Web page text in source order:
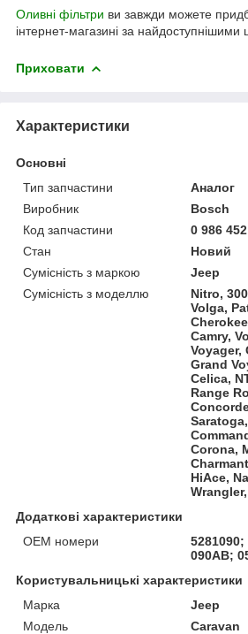
Оливні фільтри ви завжди можете
інтернет-магазині за найдоступнішими
Приховати
Характеристики
Основні
Тип запчастини
Аналог
Виробник
Bosch
Код запчастини
0 986
Стан
Новий
Сумісність з маркою
Jeep
Сумісність з моделлю
Nitro,
Volga,
Camry,
Voyager,
Grand
Celica,
Range
Corona,
HiAce,
Додаткові характеристики
OEM номери
5281090;
090AB;
Користувальницькі характеристики
Марка
Jeep
Модель
Caravan